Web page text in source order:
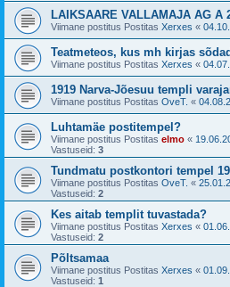
LAIKSAARE VALLAMAJA AG A
Viimane postitus Postitas Xerxes «
Teatmeteos, kus mh kirjas
Viimane postitus Postitas Xerxes «
1919 Narva-Jõesuu templi
Viimane postitus Postitas OveT. «
Luhtamäe postitempel?
Viimane postitus Postitas elmo «
Vastuseid: 3
Tundmatu postkontori tempel
Viimane postitus Postitas OveT. «
Vastuseid: 2
Kes aitab templit tuvastada?
Viimane postitus Postitas Xerxes «
Vastuseid: 2
Põltsamaa
Viimane postitus Postitas Xerxes «
Vastuseid: 1